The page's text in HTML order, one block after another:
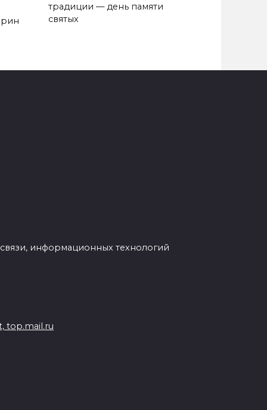
традиции — день памяти
святых
информационных технологий
top.mail.ru